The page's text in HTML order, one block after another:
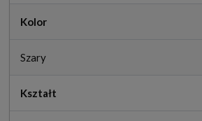
Kolor
Szary
Kształt